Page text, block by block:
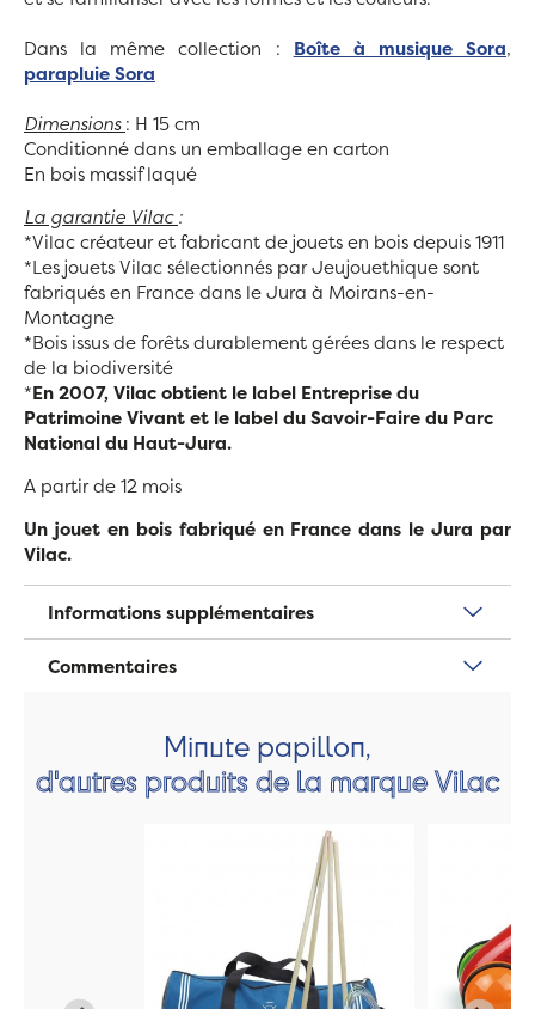
Dans la même collection : Boîte à musique Sora,
parapluie Sora
Dimensions : H 15 cm
Conditionné dans un emballage en carton
En bois massif laqué
La garantie Vilac:
*Vilac créateur et fabricant de jouets en bois depuis 1911
*Les jouets Vilac sélectionnés par Jeujouethique sont
fabriqués en France dans le Jura à Moirans-en-
Montagne
*Bois issus de forêts durablement gérées dans le respect
de la biodiversité
*En 2007, Vilac obtient le label Entreprise du
Patrimoine Vivant et le label du Savoir-Faire du Parc
National du Haut-Jura.
A partir de 12 mois
Un jouet en bois fabriqué en France dans le Jura par
Vilac.
Informations supplémentaires
Commentaires
Minute papillon,
d'autres produits de la marque Vilac